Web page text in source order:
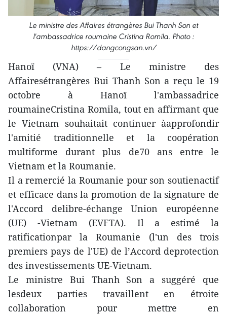
Le ministre des Affaires étrangères Bui Thanh Son et
l'ambassadrice roumaine Cristina Romila. Photo :
https://dangcongsan.vn/
Hanoï (VNA) – Le ministre des
Affairesétrangères Bui Thanh Son a reçu le 19
octobre à Hanoï l'ambassadrice
roumaineCristina Romila, tout en affirmant que
le Vietnam souhaitait continuer àapprofondir
l'amitié traditionnelle et la coopération
multiforme durant plus de70 ans entre le
Vietnam et la Roumanie.
Il a remercié la Roumanie pour son soutienactif
et efficace dans la promotion de la signature de
l'Accord delibre-échange Union européenne
(UE) -Vietnam (EVFTA). Il a estimé la
ratificationpar la Roumanie (l'un des trois
premiers pays de l'UE) de l’Accord deprotection
des investissements UE-Vietnam.
Le ministre Bui Thanh Son a suggéré que
lesdeux parties travaillent en étroite
collaboration pour mettre en